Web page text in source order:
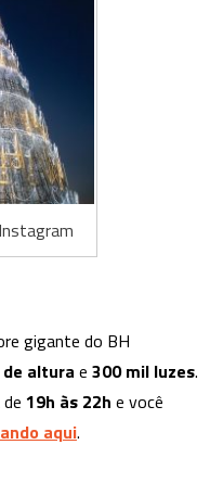
gigante do BH
altura e 300 mil luzes.
19h às 22h e você
aqui.